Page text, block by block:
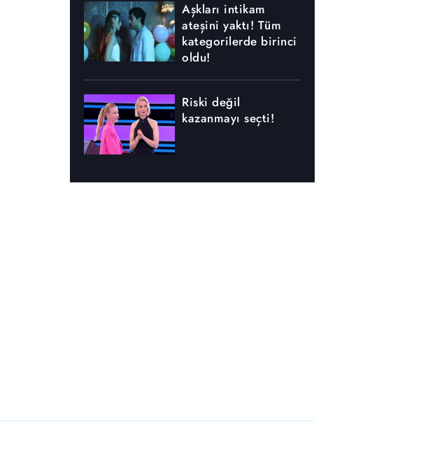
Aşkları intikam
ateşini yaktı! Tüm
kategorilerde birinci
oldu!
Riski değil
kazanmayı seçti!